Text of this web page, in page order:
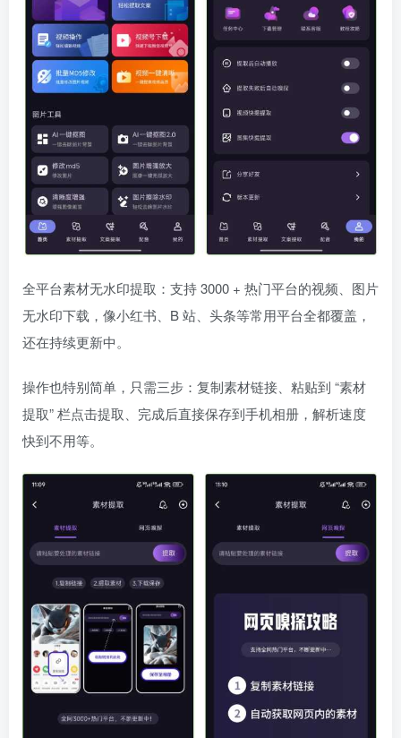
全平台素材无水印提取：支持 3000 + 热门平台的视频、图片
无水印下载，像小红书、B 站、头条等常用平台全都覆盖，
还在持续更新中。
操作也特别简单，只需三步：复制素材链接、粘贴到 “素材
提取” 栏点击提取、完成后直接保存到手机相册，解析速度
快到不用等。